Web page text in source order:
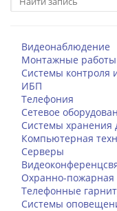
Видеонаблюдение
Монтажные работы
Системы контроля
ИБП
Телефония
Сетевое
Системы хранения
Компьютерная
Серверы
Охранно-пожарная
Телефонные
Системы